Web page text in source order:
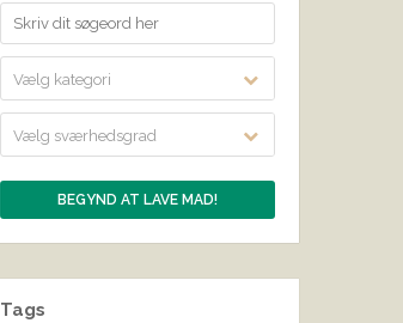
Vælg kategori
Vælg sværhedsgrad
Tags